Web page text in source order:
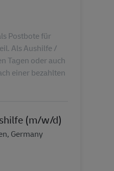
Postbote für
Als Aushilfe /
Tagen oder auch
einer bezahlten
(m/w/d)
Germany